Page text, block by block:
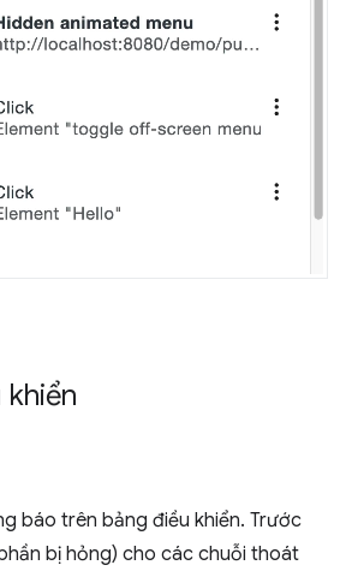
báo trên bảng điều khiển. Trước
bị hỏng) cho các chuỗi thoát